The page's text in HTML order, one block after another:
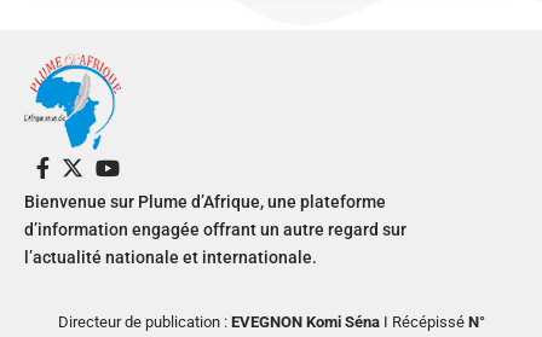
Bienvenue sur Plume d’Afrique, une plateforme
d’information engagée offrant un autre regard sur
l’actualité nationale et internationale.
Directeur de publication : EVEGNON Komi SénaI RécépisséN°